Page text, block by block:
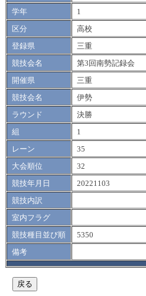
学年
1
区分
高校
登録県
三重
競技会名
第3回南勢記録会
開催県
三重
競技会名
伊勢
ラウンド
決勝
組
1
レーン
35
大会順位
32
競技年月日
20221103
競技内訳
室内フラグ
競技種目並び順
5350
備考